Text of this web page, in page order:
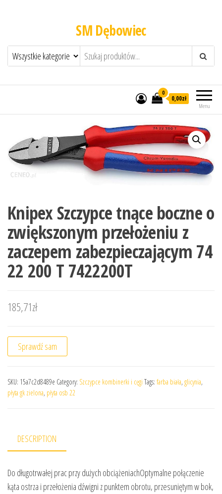
SM Dębowiec
Menu
0
0,00zł
Knipex Szczypce tnące boczne o
zwiększonym przełożeniu z
zaczepem zabezpieczającym 74
22 200 T 7422200T
185,71zł
Sprawdź sam
SKU: 15a7c2d8489e Category: Szczypce kombinerki i cęgi Tags: farba biała, glicynia,
płyta gk zielona, płyta osb 22
DESCRIPTION
Do długotrwałej prac przy dużych obciążeniachOptymalne połączenie
kąta ostrza i przełożenia dźwigni z punktem obrotu, przesuniętym w bok,